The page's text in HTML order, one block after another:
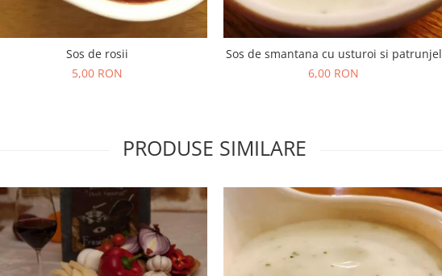
Sos de rosii
5,00 RON
Sos de smantana cu usturoi si patrunjel
6,00 RON
PRODUSE SIMILARE